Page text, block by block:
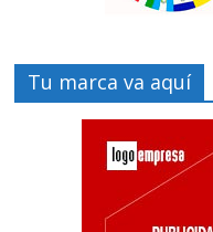
Tu marca va aquí